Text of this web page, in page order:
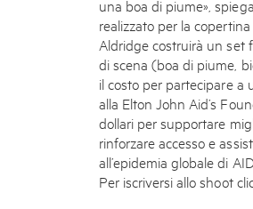
una boa di piume»,
realizzato per la
Aldridge costruirà un set
di scena (boa di piume,
il costo per partecipare a
alla Elton John Aid’s
dollari per supportare
rinforzare accesso e
all’epidemia globale di
Per iscriversi allo shoot